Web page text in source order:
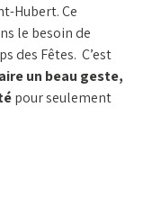
Hubert. Ce
le besoin de
des Fêtes. C’est
un beau geste,
pour seulement